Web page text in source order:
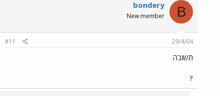
B
bondery
New member
29/4/04
#11
תשובה
?